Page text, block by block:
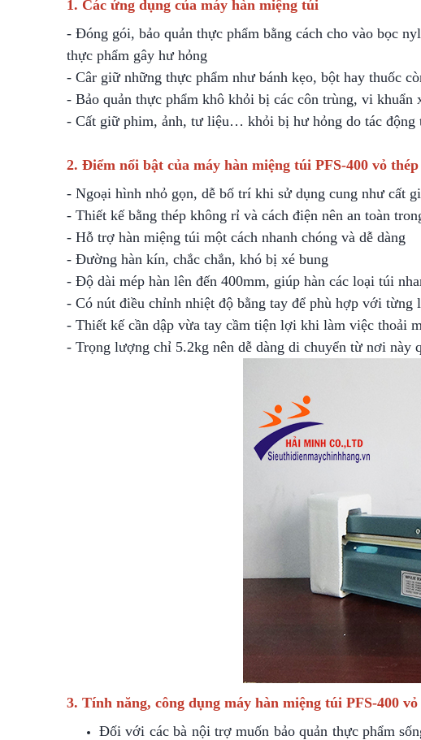
1. Các ứng dụng của máy hàn miệng túi
- Đóng gói, bảo quản thực phẩm bằng cách cho vào bọc
thực phẩm gây hư hỏng
- Câr giữ những thực phẩm như bánh kẹo, bột hay thuốc
- Bảo quản thực phẩm khô khỏi bị các côn trùng, vi khuẩn
- Cất giữ phim, ảnh, tư liệu… khỏi bị hư hỏng do tác động
2. Điểm nổi bật của máy hàn miệng túi PFS-400 vỏ thép
- Ngoại hình nhỏ gọn, dễ bố trí khi sử dụng cung như cất
- Thiết kế bằng thép không rỉ và cách điện nên an toàn
- Hỗ trợ hàn miệng túi một cách nhanh chóng và dễ dàng
- Đường hàn kín, chắc chắn, khó bị xé bung
- Độ dài mép hàn lên đến 400mm, giúp hàn các loại túi
- Có nút điều chỉnh nhiệt độ bằng tay để phù hợp với từng
- Thiết kế cần dập vừa tay cầm tiện lợi khi làm việc thoải
- Trọng lượng chỉ 5.2kg nên dễ dàng di chuyển từ nơi này
3. Tính năng, công dụng máy hàn miệng túi PFS-400
Đối với các bà nội trợ muốn bảo quản thực phẩm